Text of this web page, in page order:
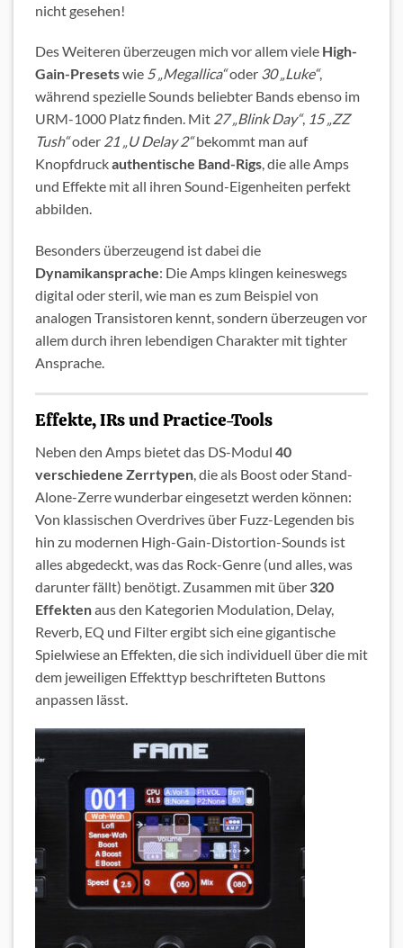
nicht gesehen!
Des Weiteren überzeugen mich vor allem viele High-
Gain-Presetswie 5 „Megallica“oder 30 „Luke“,
während spezielle Sounds beliebter Bands ebenso im
URM-1000 Platz finden. Mit 27 „Blink Day“, 15 „ZZ
Tush“oder 21 „U Delay 2“bekommt man auf
Knopfdruckauthentische Band-Rigs, die alle Amps
und Effekte mit all ihren Sound-Eigenheiten perfekt
abbilden.
Besonders überzeugend ist dabei die
Dynamikansprache: Die Amps klingen keineswegs
digital oder steril, wie man es zum Beispiel von
analogen Transistoren kennt, sondern überzeugen vor
allem durch ihren lebendigen Charakter mit tighter
Ansprache.
Effekte, IRs und Practice-Tools
Neben den Amps bietet das DS-Modul 40
verschiedene Zerrtypen , die als Boost oder Stand-
Alone-Zerre wunderbar eingesetzt werden können:
Von klassischen Overdrives über Fuzz-Legenden bis
hin zu modernen High-Gain-Distortion-Sounds ist
alles abgedeckt, was das Rock-Genre (und alles, was
darunter fällt) benötigt. Zusammen mit über 320
Effektenaus den Kategorien Modulation, Delay,
Reverb, EQ und Filter ergibt sich eine gigantische
Spielwiese an Effekten, die sich individuell über die mit
dem jeweiligen Effekttyp beschrifteten Buttons
anpassen lässt.